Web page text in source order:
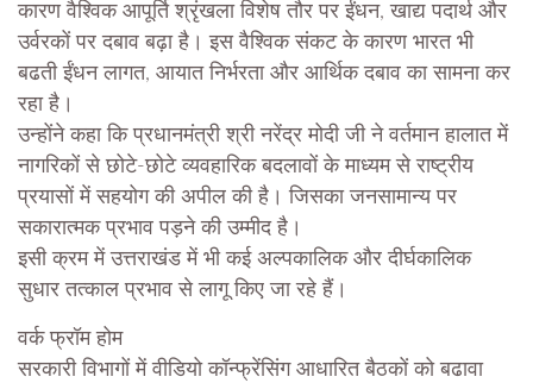
कारण वैश्विक आपूर्ति श्रृंखला विशेष तौर पर ईंधन, खाद्य पदार्थ और
उर्वरकों पर दबाव बढ़ा है। इस वैश्विक संकट के कारण भारत भी
बढती ईंधन लागत, आयात निर्भरता और आर्थिक दबाव का सामना कर
रहा है।
उन्होंने कहा कि प्रधानमंत्री श्री नरेंद्र मोदी जी ने वर्तमान हालात में
नागरिकों से छोटे-छोटे व्यवहारिक बदलावों के माध्यम से राष्ट्रीय
प्रयासों में सहयोग की अपील की है। जिसका जनसामान्य पर
सकारात्मक प्रभाव पड़ने की उम्मीद है।
इसी क्रम में उत्तराखंड में भी कई अल्पकालिक और दीर्घकालिक
सुधार तत्काल प्रभाव से लागू किए जा रहे हैं।
वर्क फ्रॉम होम
सरकारी विभागों में वीडियो कॉन्फ्रेंसिंग आधारित बैठकों को बढावा